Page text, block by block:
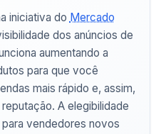
iniciativa do Mercado
dos anúncios de
aumentando a
para que você
mais rápido e, assim,
A elegibilidade
vendedores novos